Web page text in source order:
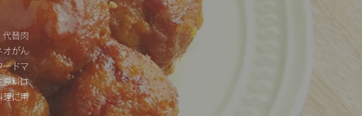
代替肉
オがん
ードマ
原料は
理に用